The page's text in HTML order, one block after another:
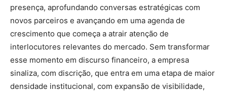
presença, aprofundando conversas estratégicas com
novos parceiros e avançando em uma agenda de
crescimento que começa a atrair atenção de
interlocutores relevantes do mercado. Sem transformar
esse momento em discurso financeiro, a empresa
sinaliza, com discrição, que entra em uma etapa de maior
densidade institucional, com expansão de visibilidade,